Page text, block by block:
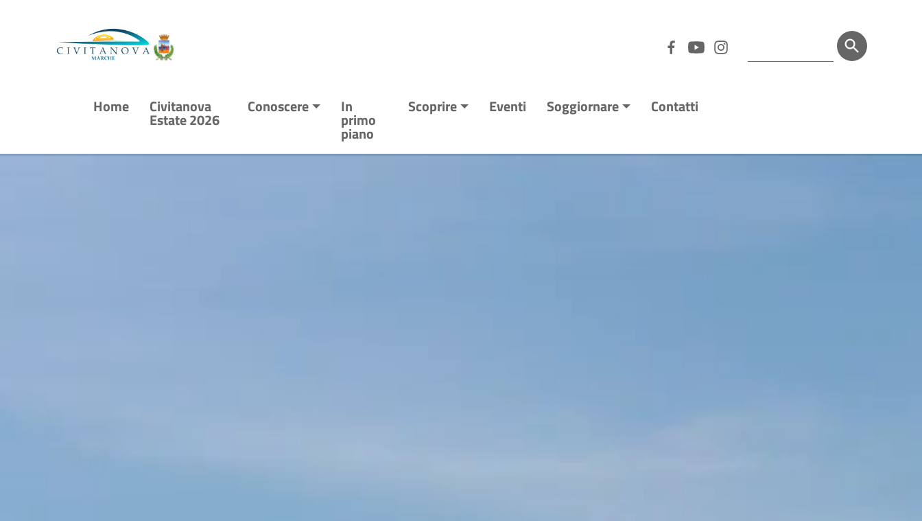
Vai al menu di navigazione
Vai al footer
Home Civitanova
Estate 2026
Conoscere In
primo
piano
Scoprire Eventi Soggiornare Contatti